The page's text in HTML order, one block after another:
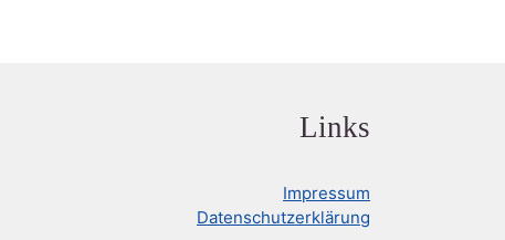
Links
Impressum
Datenschutzerklärung